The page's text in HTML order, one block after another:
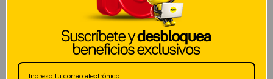
Correo electrónico*
Guarda mi nombre, correo electrónico y web en este
navegador para la próxima vez que comente.